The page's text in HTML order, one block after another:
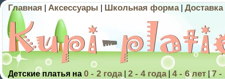
Главная Аксессуары Школьная форма| Доставка
Детские платья на 0 - 2 года| 2 - 4 года| 4 - 6 лет |7 -